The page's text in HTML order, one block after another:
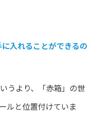
入れることができるの
うより、「赤箱」の世
ルと位置付けていま